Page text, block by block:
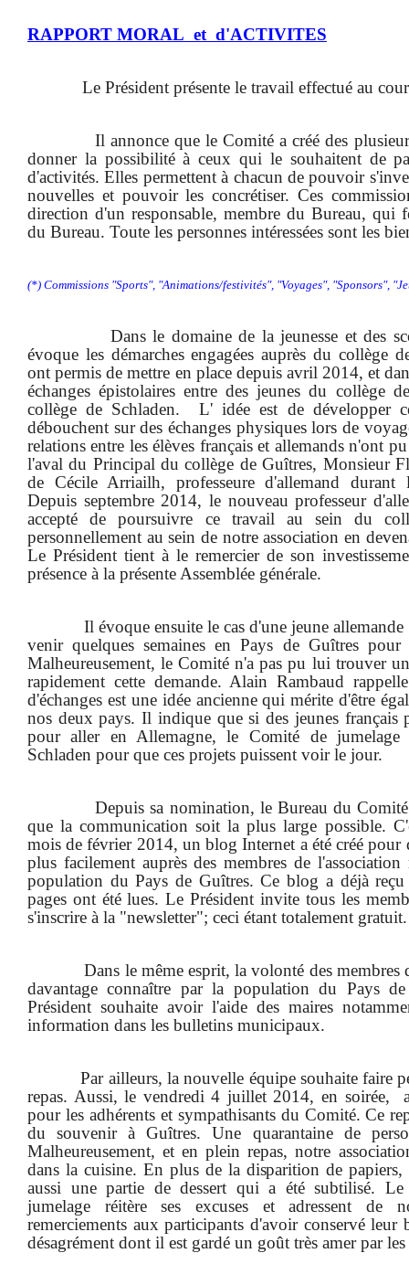
RAPPORT MORAL et d'ACTIVITES
Le Président présente le travail effectué au
Il annonce que le Comité a créé des
donner la possibilité à ceux qui le souhaitent de
d'activités. Elles permettent à chacun de pouvoir
nouvelles et pouvoir les concrétiser. Ces
direction d'un responsable, membre du Bureau, qui
du Bureau. Toute les personnes intéressées sont les
(*) Commissions "Sports", "Animations/festivités", "Voyages", "Sponsors",
Dans le domaine de la jeunesse et des
évoque les démarches engagées auprès du collège
ont permis de mettre en place depuis avril 2014, et
échanges épistolaires entre des jeunes du collège
collège de Schladen.
L' idée est de développer
débouchent sur des échanges physiques lors de
relations entre les élèves français et allemands n'ont
l'aval du Principal du collège de Guîtres, Monsieur
de Cécile Arriailh, professeure d'allemand durant
Depuis septembre 2014, le nouveau professeur
accepté de poursuivre ce travail au sein du
personnellement au sein de notre association en
Le Président tient à le remercier de son
présence à la présente Assemblée générale.
Il évoque ensuite le cas d'une jeune
venir quelques semaines en Pays de Guîtres pour
Malheureusement, le Comité n'a pas pu lui trouver
rapidement cette demande. Alain Rambaud
d'échanges est une idée ancienne qui mérite d'être
nos deux pays. Il indique que si des jeunes français
pour aller en Allemagne, le Comité de jumelage
Schladen pour que ces projets puissent voir le jour.
Depuis sa nomination, le Bureau du
que la communication soit la plus large possible.
mois de février 2014, un blog Internet a été créé
plus facilement auprès des membres de
population du Pays de Guîtres. Ce blog a déjà
pages ont été lues. Le Président invite tous les
s'inscrire à la "newsletter"; ceci étant totalement gratuit.
Dans le même esprit, la volonté des membres
davantage connaître par la population du Pays
Président souhaite avoir l'aide des maires
information dans les bulletins municipaux.
Par ailleurs, la nouvelle équipe souhaite faire
repas. Aussi, le vendredi 4 juillet 2014, en soirée,
pour les adhérents et sympathisants du Comité. Ce
du souvenir à Guîtres. Une quarantaine de
Malheureusement, et en plein repas, notre
dans la cuisine. En plus de la disparition de papiers,
aussi une partie de dessert qui a été subtilisé.
jumelage réitère ses excuses et adressent de
remerciements aux participants d'avoir conservé leur
désagrément dont il est gardé un goût très amer par